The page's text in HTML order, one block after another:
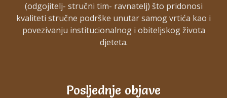
Prekrasnom mjestu
(odgojitelj- stručni tim- ravnatelj) što pridonosi
kvaliteti stručne podrške unutar samog vrtića kao i
povezivanju institucionalnog i obiteljskog života
djeteta.
Posljednje objave